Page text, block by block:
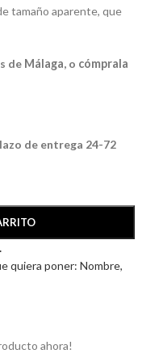
tamaño aparente, que
de Málaga, o cómprala
de entrega 24-72
quiera poner: Nombre,
ahora!